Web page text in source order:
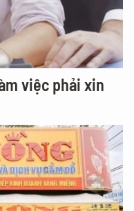
việc phải xin